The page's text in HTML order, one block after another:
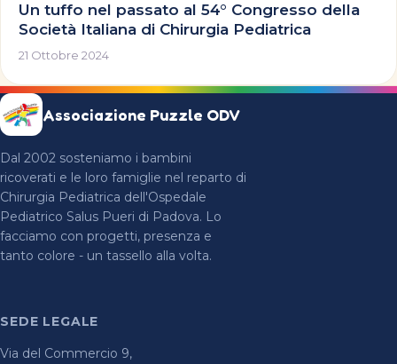
Un tuffo nel passato al 54° Congresso della
Società Italiana di Chirurgia Pediatrica
21 Ottobre 2024
Associazione Puzzle ODV
Dal 2002 sosteniamo i bambini
ricoverati e le loro famiglie nel reparto di
Chirurgia Pediatrica dell'Ospedale
Pediatrico Salus Pueri di Padova. Lo
facciamo con progetti, presenza e
tanto colore - un tassello alla volta.
SEDE LEGALE
Via del Commercio 9,